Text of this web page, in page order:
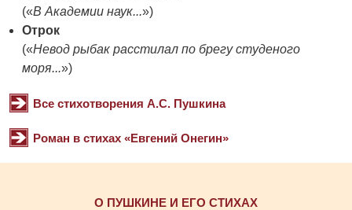
(«В Академии наук...»)
Отрок
(«Невод рыбак расстилал по брегу студеного
моря...»)
Все стихотворения А.С. Пушкина
Роман в стихах «Евгений Онегин»
О ПУШКИНЕ И ЕГО СТИХАХ